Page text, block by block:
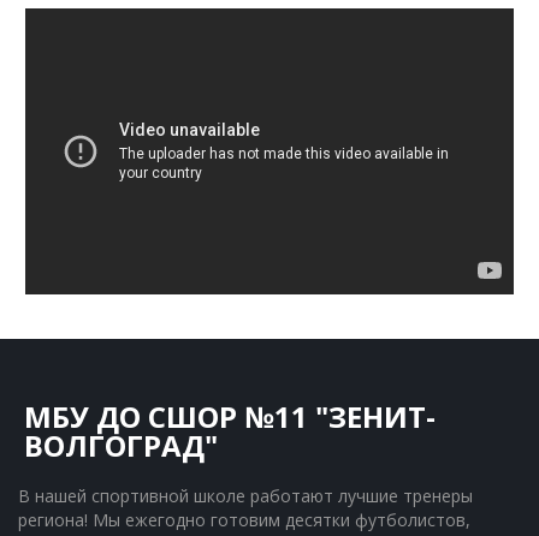
МБУ ДО СШОР №11 "ЗЕНИТ-
ВОЛГОГРАД"
В нашей спортивной школе работают лучшие тренеры
региона! Мы ежегодно готовим десятки футболистов,